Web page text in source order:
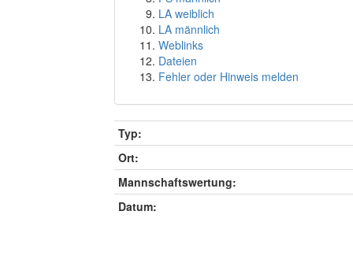
LA weiblich
LA männlich
Weblinks
Dateien
Fehler oder Hinweis melden
Typ:
Ort:
Mannschaftswertung:
Datum: